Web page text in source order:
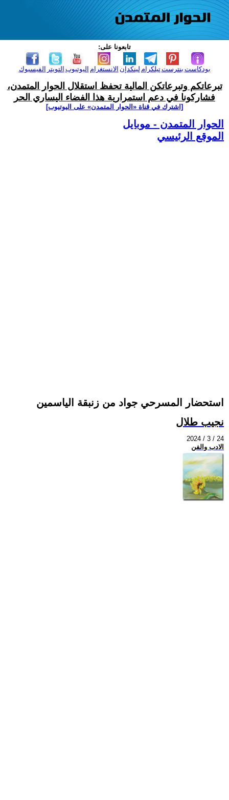
تابعونا على:
الفيسبوك التويتر اليوتيوب الانستغرام لينكدإن تيلكرامبنترست بودكاست
تبرعاتكم وتبرعاتكن المالية تحفظ استقلال الحوار المتمدن،
فشاركونا في دعم استمرارية هذا الفضاء اليساري الحر
[اشترك في قناة ‫«الحوار المتمدن» على اليوتيوب]
الحوار المتمدن - موبايل
الموقع الرئيسي
استحضار المسرحي جواد من زنبقة الياسمين
نجيب طلال
2024 / 3 / 24
الادب والفن